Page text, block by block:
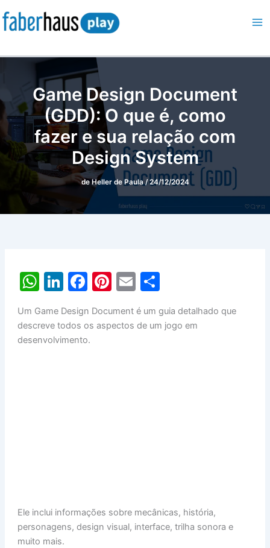
para
Game Design Document
(GDD): O que é, como
fazer e sua relação com
Design System
de Heller de Paula /24/12/2024
W
at
s
Li
k
e
F
c
e
Pi
er
E
ai ar
Um Game Design Document é um guia detalhado que
descreve todos os aspectos de um jogo em
desenvolvimento.
Ele inclui informações sobre mecânicas, história,
personagens, design visual, interface, trilha sonora e
muito mais.